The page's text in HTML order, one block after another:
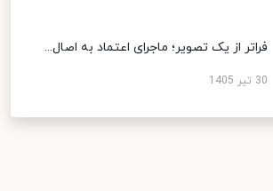
فراتر از یک تصویر؛ ماجرای اعتماد به اصال...
30 تیر 1405